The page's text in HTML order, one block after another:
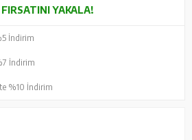
YAKALA!
İndirim
İndirim
%10 İndirim